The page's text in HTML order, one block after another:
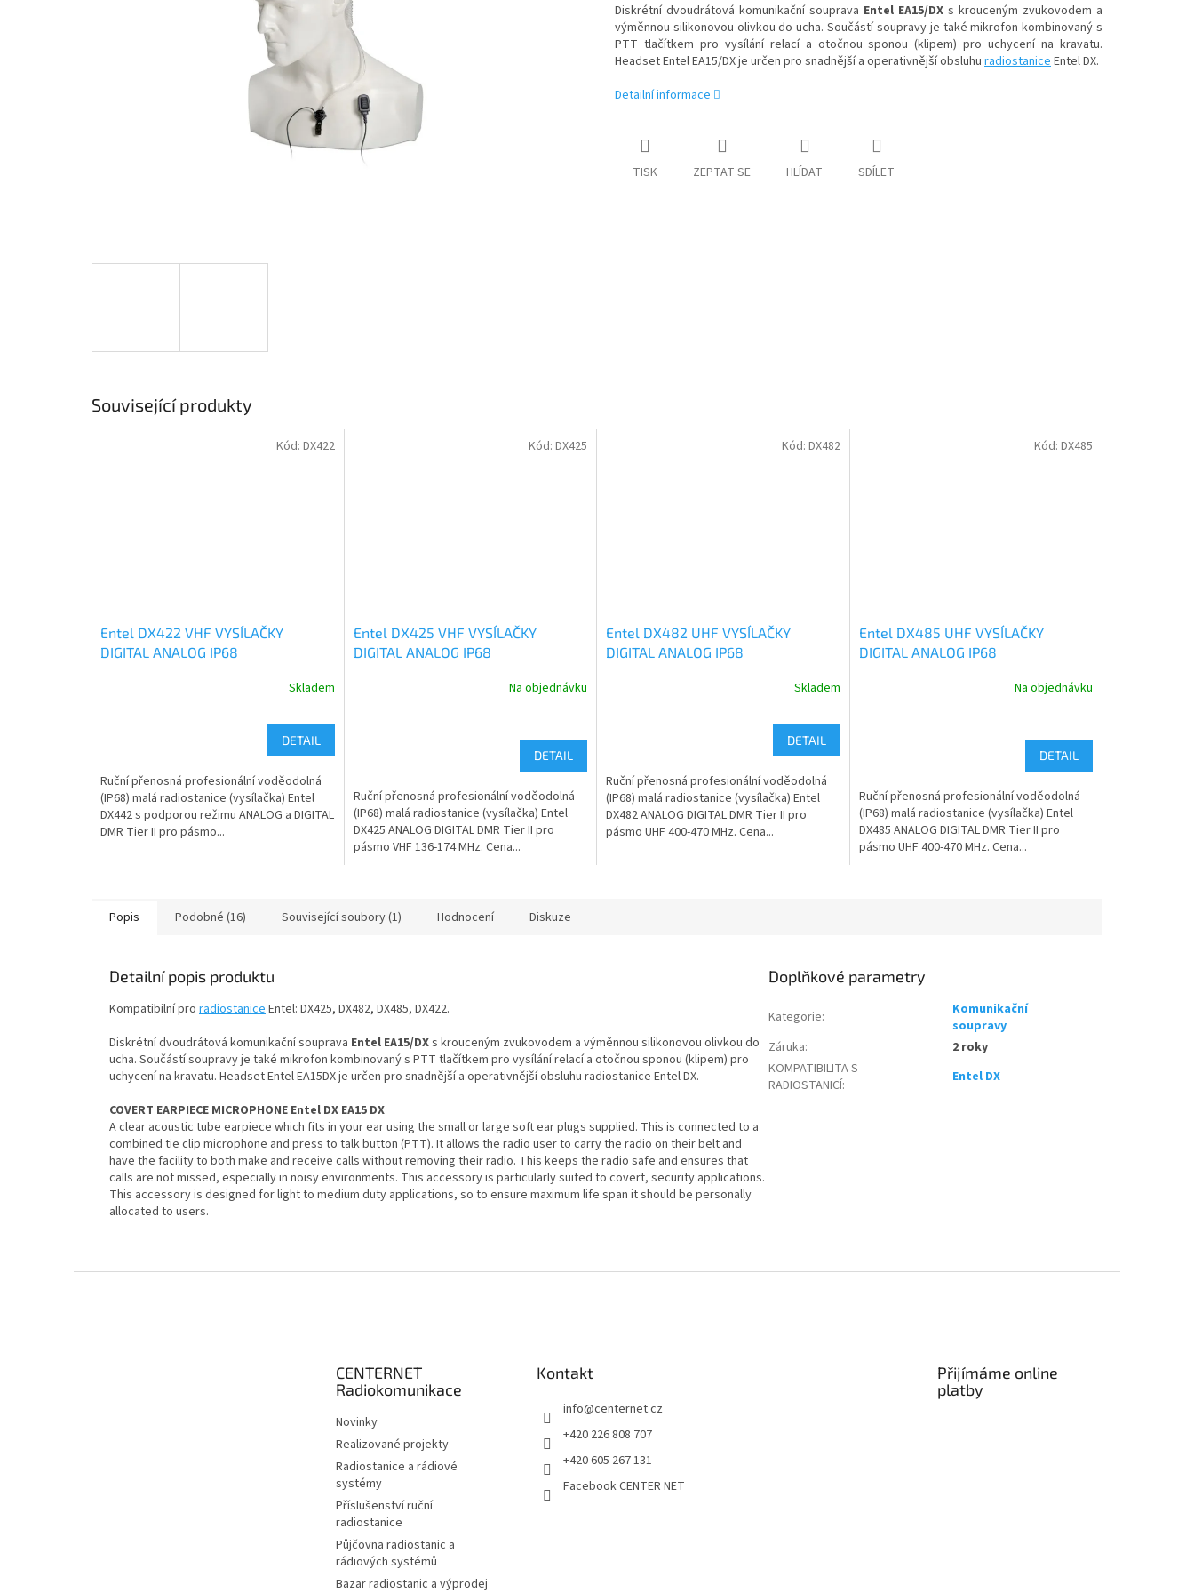
Diskrétní dvoudrátová komunikační souprava Entel EA15/DX s krouceným zvukovodem a
výměnnou silikonovou olivkou do ucha. Součástí soupravy je také mikrofon kombinovaný s
PTT tlačítkem pro vysílání relací a otočnou sponou (klipem) pro uchycení na kravatu.
Headset Entel EA15/DX je určen pro snadnější a operativnější obsluhu radiostaniceEntel DX.
Detailní informace
TISK ZEPTAT SE HLÍDAT SDÍLET
Související produkty
Entel DX422 VHF VYSÍLAČKY
DIGITAL ANALOG IP68
Skladem
DETAIL
Ruční přenosná profesionální voděodolná
(IP68) malá radiostanice (vysílačka) Entel
DX442 s podporou režimu ANALOG a DIGITAL
DMR Tier II pro pásmo...
Kód: DX422
Entel DX425 VHF VYSÍLAČKY
DIGITAL ANALOG IP68
Na objednávku
DETAIL
Ruční přenosná profesionální voděodolná
(IP68) malá radiostanice (vysílačka) Entel
DX425 ANALOG DIGITAL DMR Tier II pro
pásmo VHF 136-174 MHz. Cena...
Kód: DX425
Entel DX482 UHF VYSÍLAČKY
DIGITAL ANALOG IP68
Skladem
DETAIL
Ruční přenosná profesionální voděodolná
(IP68) malá radiostanice (vysílačka) Entel
DX482 ANALOG DIGITAL DMR Tier II pro
pásmo UHF 400-470 MHz. Cena...
Kód: DX482
Entel DX485 UHF VYSÍLAČKY
DIGITAL ANALOG IP68
Na objednávku
DETAIL
Ruční přenosná profesionální voděodolná
(IP68) malá radiostanice (vysílačka) Entel
DX485 ANALOG DIGITAL DMR Tier II pro
pásmo UHF 400-470 MHz. Cena...
Kód: DX485
Popis Podobné (16) Související soubory (1) Hodnocení Diskuze
Detailní popis produktu
Kompatibilní pro radiostanice Entel: DX425, DX482, DX485, DX422.
Diskrétní dvoudrátová komunikační souprava Entel EA15/DXs krouceným zvukovodem a výměnnou silikonovou olivkou do
ucha. Součástí soupravy je také mikrofon kombinovaný s PTT tlačítkem pro vysílání relací a otočnou sponou (klipem) pro
uchycení na kravatu. Headset Entel EA15DX je určen pro snadnější a operativnější obsluhu radiostanice Entel DX.
COVERT EARPIECE MICROPHONE Entel DX EA15 DX
A clear acoustic tube earpiece which fits in your ear using the small or large soft ear plugs supplied. This is connected to a
combined tie clip microphone and press to talk button (PTT). It allows the radio user to carry the radio on their belt and
have the facility to both make and receive calls without removing their radio. This keeps the radio safe and ensures that
calls are not missed, especially in noisy environments. This accessory is particularly suited to covert, security applications.
This accessory is designed for light to medium duty applications, so to ensure maximum life span it should be personally
allocated to users.
Doplňkové parametry
Kategorie:
Komunikační
soupravy
Záruka:
2 roky
KOMPATIBILITA S
RADIOSTANICÍ: Entel DX
CENTERNET
Radiokomunikace
Novinky
Realizované projekty
Radiostanice a rádiové
systémy
Příslušenství ruční
radiostanice
Půjčovna radiostanic a
rádiových systémů
Bazar radiostanic a výprodej
Kontakt
info@centernet.cz
+420 226 808 707
+420 605 267 131
Facebook CENTER NET
Přijímáme online
platby